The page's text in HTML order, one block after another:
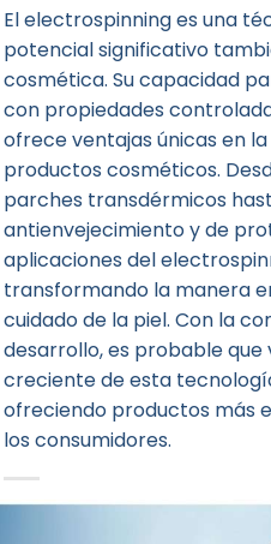
El electrospinning es una
potencial significativo
cosmética. Su capacidad
con propiedades
ofrece ventajas únicas en
productos cosméticos.
parches transdérmicos
antienvejecimiento y de
aplicaciones del
transformando la manera
cuidado de la piel. Con la
desarrollo, es probable
creciente de esta
ofreciendo productos más
los consumidores.